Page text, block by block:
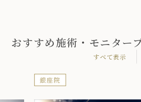
おすすめ施術・モニター
すべて表示
銀座院